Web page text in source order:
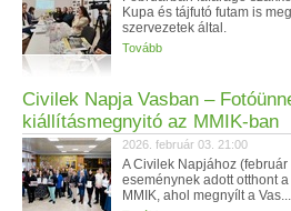
Kupa és tájfutó futam is
szervezetek által.
Tovább
Civilek Napja Vasban –
kiállításmegnyitó az MMIK-ban
2026. február 03. 21:00
A Civilek Napjához
eseménynek adott otthont
MMIK, ahol megnyílt a Vas...